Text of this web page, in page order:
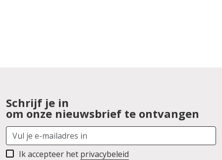
Schrijf je in
om onze nieuwsbrief te ontvangen
Ik accepteer het privacybeleid